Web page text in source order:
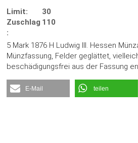
Limit:
30
Zuschlag
:
110
5 Mark 1876 H Ludwig III. Hessen
Münzfassung, Felder geglättet,
beschädigungsfrei aus der Fassung
E-Mail teilen